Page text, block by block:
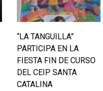
“LA TANGUILLA”
PARTICIPA EN LA
FIESTA FIN DE CURSO
DEL CEIP SANTA
CATALINA